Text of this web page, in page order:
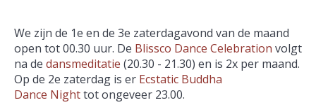
We zijn de 1e en de 3e zaterdagavond van de maand
open tot 00.30 uur. De Blissco Dance Celebration volgt
na de dansmeditatie (20.30 - 21.30) en is 2x per maand.
Op de 2e zaterdag is er Ecstatic Buddha
Dance Nighttot ongeveer 23.00.